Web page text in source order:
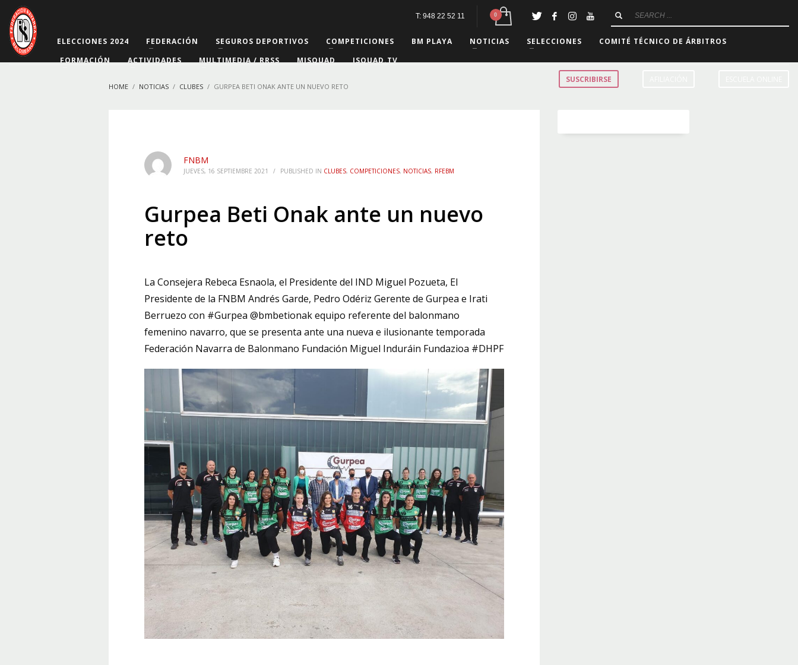
T: 948 22 52 11
ELECCIONES 2024 FEDERACIÓN SEGUROS DEPORTIVOS COMPETICIONES BM PLAYA NOTICIAS SELECCIONES
COMITÉ TÉCNICO DE ÁRBITROS
FORMACIÓN
ACTIVIDADES MULTIMEDIA / RRSS MISQUAD
ISQUAD.TV
SUSCRIBIRSE
HOME NOTICIAS CLUBES GURPEA BETI ONAK ANTE UN NUEVO RETO
FNBM
JUEVES, 16 SEPTIEMBRE 2021 / PUBLISHED IN CLUBES, COMPETICIONES, NOTICIAS, RFEBM
Gurpea Beti Onak ante un nuevo
reto
La Consejera Rebeca Esnaola, el Presidente del IND Miguel Pozueta, El
Presidente de la FNBM Andrés Garde, Pedro Odériz Gerente de Gurpea e Irati
Berruezo con #Gurpea @bmbetionak equipo referente del balonmano
femenino navarro, que se presenta ante una nueva e ilusionante temporada
Federación Navarra de Balonmano Fundación Miguel Induráin Fundazioa #DHPF